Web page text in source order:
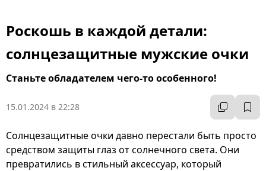
Роскошь в каждой детали:
солнцезащитные мужские очки
Станьте обладателем чего-то особенного!
15.01.2024 в 22:28
Солнцезащитные очки давно перестали быть просто
средством защиты глаз от солнечного света. Они
превратились в стильный аксессуар, который